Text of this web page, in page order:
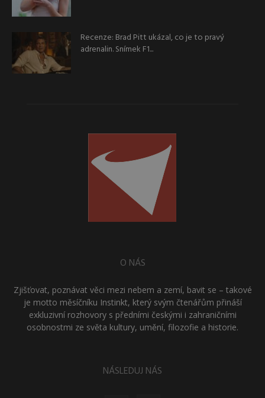
Recenze: Brad Pitt ukázal, co je to pravý
adrenalin. Snímek F1...
O NÁS
Zjišťovat, poznávat věci mezi nebem a zemí, bavit se – takové
je motto měsíčníku Instinkt, který svým čtenářům přináší
exkluzivní rozhovory s předními českými i zahraničními
osobnostmi ze světa kultury, umění, filozofie a historie.
NÁSLEDUJ NÁS